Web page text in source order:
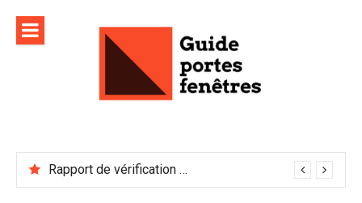
contenu
Rapport de vérification sécurité : à conserver précieusement